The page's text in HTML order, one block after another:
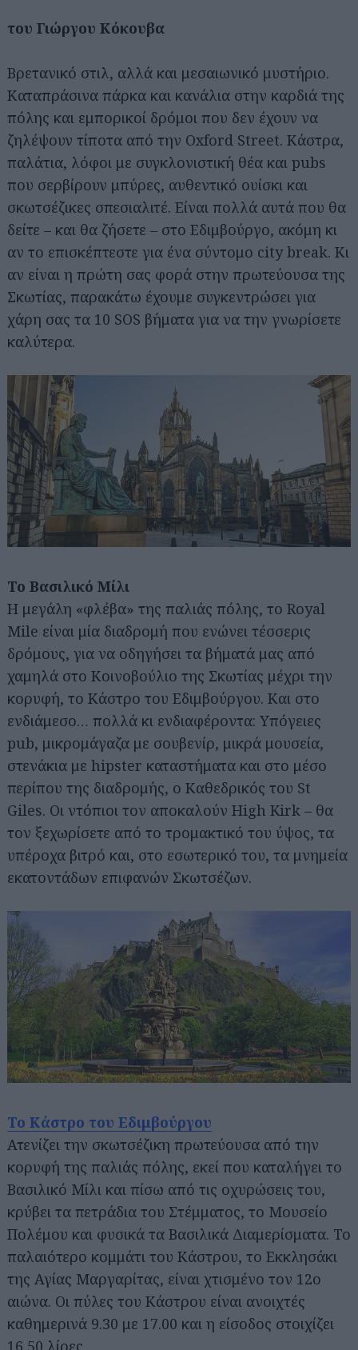
του Γιώργου Κόκουβα
Βρετανικό στιλ, αλλά και μεσαιωνικό μυστήριο.
Καταπράσινα πάρκα και κανάλια στην καρδιά της
πόλης και εμπορικοί δρόμοι που δεν έχουν να
ζηλέψουν τίποτα από την Oxford Street. Κάστρα,
παλάτια, λόφοι με συγκλονιστική θέα και pubs
που σερβίρουν μπύρες, αυθεντικό ουίσκι και
σκωτσέζικες σπεσιαλιτέ. Είναι πολλά αυτά που θα
δείτε – και θα ζήσετε – στο Εδιμβούργο, ακόμη κι
αν το επισκέπτεστε για ένα σύντομο city break. Κι
αν είναι η πρώτη σας φορά στην πρωτεύουσα της
Σκωτίας, παρακάτω έχουμε συγκεντρώσει για
χάρη σας τα 10 SOS βήματα για να την γνωρίσετε
καλύτερα.
Το Βασιλικό Μίλι
Η μεγάλη «φλέβα» της παλιάς πόλης, το Royal
Mile είναι μία διαδρομή που ενώνει τέσσερις
δρόμους, για να οδηγήσει τα βήματά μας από
χαμηλά στο Κοινοβούλιο της Σκωτίας μέχρι την
κορυφή, το Κάστρο του Εδιμβούργου. Και στο
ενδιάμεσο… πολλά κι ενδιαφέροντα: Υπόγειες
pub, μικρομάγαζα με σουβενίρ, μικρά μουσεία,
στενάκια με hipster καταστήματα και στο μέσο
περίπου της διαδρομής, ο Καθεδρικός του St
Giles. Οι ντόπιοι τον αποκαλούν High Kirk – θα
τον ξεχωρίσετε από το τρομακτικό του ύψος, τα
υπέροχα βιτρό και, στο εσωτερικό του, τα μνημεία
εκατοντάδων επιφανών Σκωτσέζων.
Το Κάστρο του Εδιμβούργου
Ατενίζει την σκωτσέζικη πρωτεύουσα από την
κορυφή της παλιάς πόλης, εκεί που καταλήγει το
Βασιλικό Μίλι και πίσω από τις οχυρώσεις του,
κρύβει τα πετράδια του Στέμματος, το Μουσείο
Πολέμου και φυσικά τα Βασιλικά Διαμερίσματα. Το
παλαιότερο κομμάτι του Κάστρου, το Εκκλησάκι
της Αγίας Μαργαρίτας, είναι χτισμένο τον 12ο
αιώνα. Οι πύλες του Κάστρου είναι ανοιχτές
καθημερινά 9.30 με 17.00 και η είσοδος στοιχίζει
16,50 λίρες.